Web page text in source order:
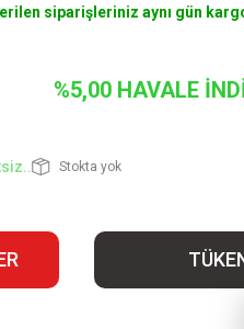
siparişleriniz aynı gün
%5,00 HAVALE
Stokta yok